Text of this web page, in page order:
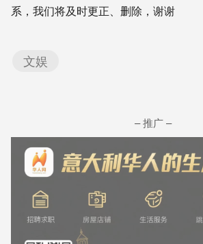
系，我们将及时更正、删除，谢谢
文娱
– 推广 –